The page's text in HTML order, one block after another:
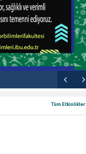
Tüm Etkinlikler